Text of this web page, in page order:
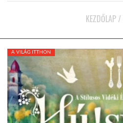
KÖZEL-KELET
AUSZTRÁLIA
A VILÁG ITTHON
KEZDŐLAP /
A VILÁG ITTHON